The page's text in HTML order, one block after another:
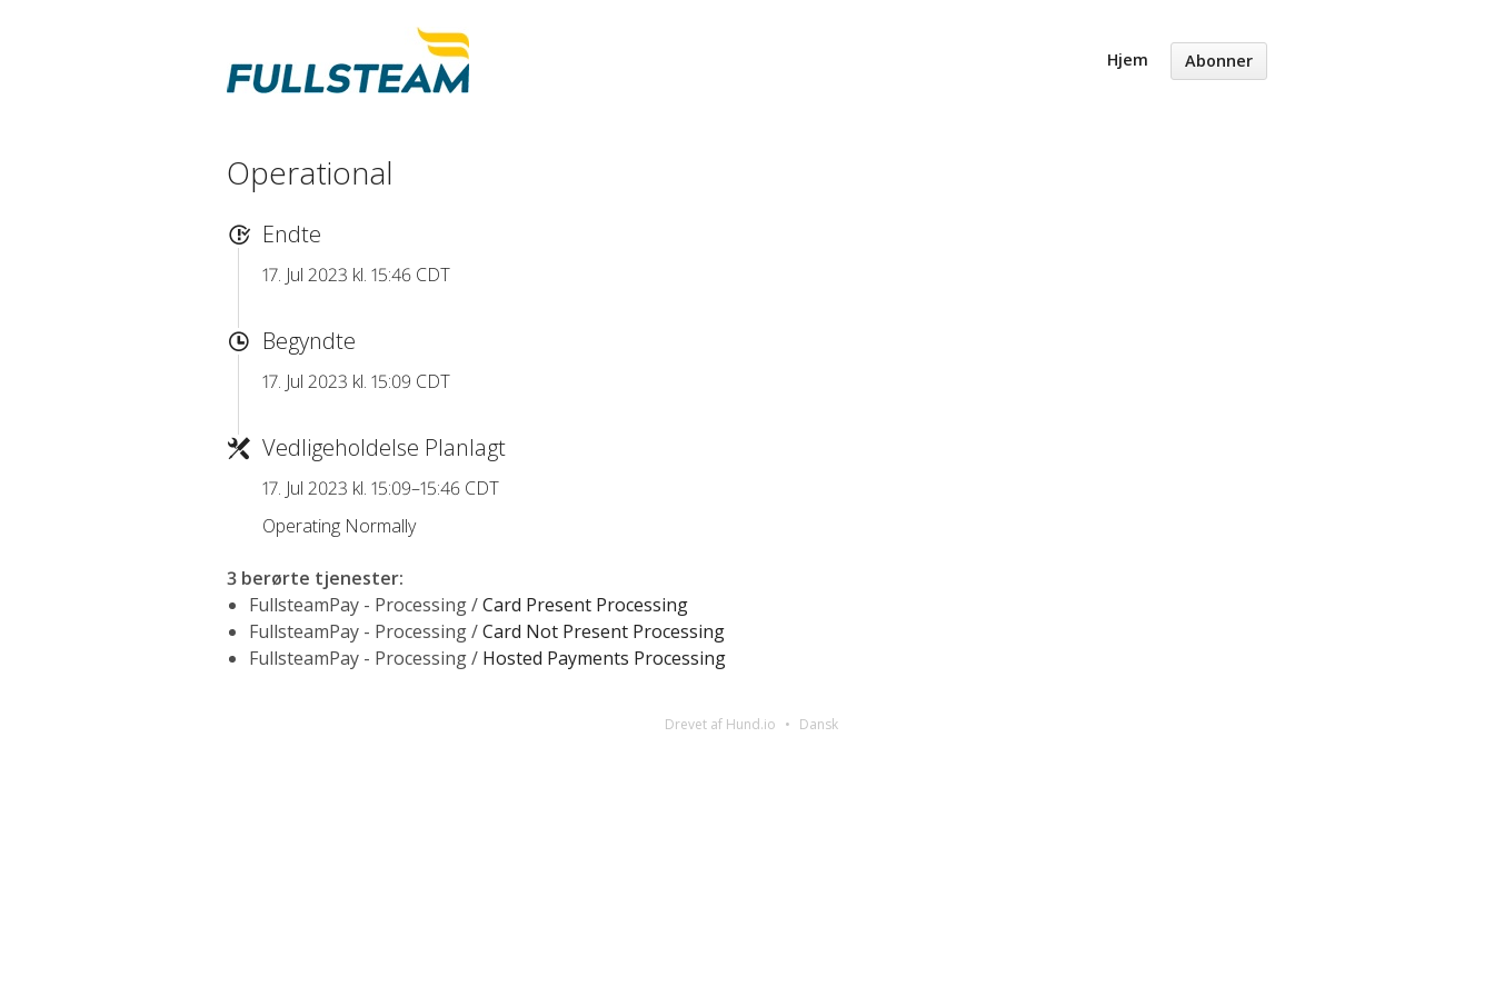
Hjem Abonner
Operational
Endte
17. Jul 2023 kl. 15:46 CDT
Begyndte
17. Jul 2023 kl. 15:09 CDT
Vedligeholdelse Planlagt
17. Jul 2023 kl. 15:09–15:46 CDT
Operating Normally
3 berørte tjenester:
FullsteamPay - Processing /Card Present Processing
FullsteamPay - Processing /Card Not Present Processing
FullsteamPay - Processing / Hosted Payments Processing
Drevet af Hund.io Dansk